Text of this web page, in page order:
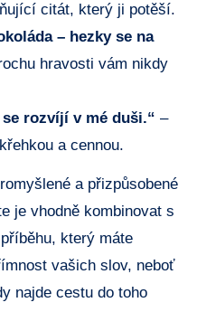
citát, který ji potěší.
– hezky se na
hravosti vám nikdy
rozvíjí v mé duši.“ –
a cennou.
a přizpůsobené
je vhodně kombinovat s
který máte
vašich slov, neboť
najde cestu do toho